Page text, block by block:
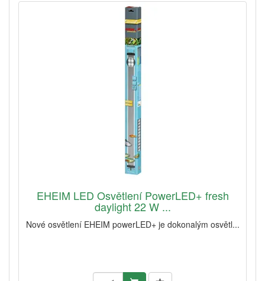
EHEIM LED Osvětlení PowerLED+ fresh
daylight 22 W ...
Nové osvětlení EHEIM powerLED+ je dokonalým osvětl...